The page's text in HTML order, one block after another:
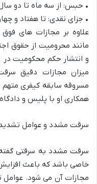
• حبس: از سه ماه تا دو
• جزای نقدی: تا هفتاد و
علاوه بر مجازات های فوق
مانند محرومیت از حقوق
و انتشار حکم محکومیت در
میزان مجازات دقیق
مسروقه سابقه کیفری
همکاری او با پلیس و
سرقت مشدد و عوامل
سرقت مشدد به سرقتی
خاصی باشد که باعث
مجازات آن می شود. عوامل